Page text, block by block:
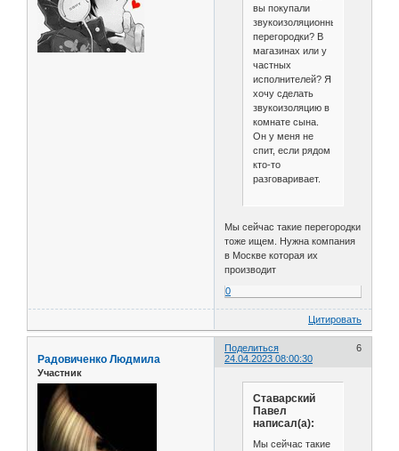
вы покупали
звукоизоляционные
перегородки? В
магазинах или у
частных
исполнителей? Я
хочу сделать
звукоизоляцию в
комнате сына.
Он у меня не
спит, если рядом
кто-то
разговаривает.
Мы сейчас такие перегородки
тоже ищем. Нужна компания
в Москве которая их
производит
0
Цитировать
Поделиться
6
24.04.2023 08:00:30
Радовиченко Людмила
Участник
Ставарский
Павел
написал(а):
Мы сейчас такие